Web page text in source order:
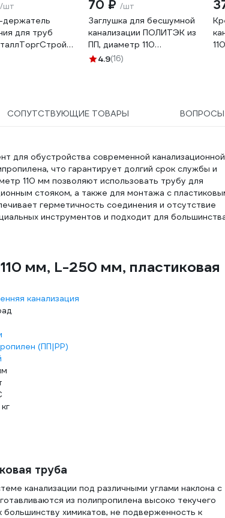
/шт
держатель
для труб
тройной, 1
70 ₽ /шт
Заглушка для бесшумной
канализации ПОЛИТЭК из
ПП, диаметр 110
400110000
4.9(16)
СОПУТСТВУЮЩИЕ ТОВАРЫ
для обустройства современной канализационной
что гарантирует долгий срок службы и
110 мм позволяют использовать трубу для
стояком, а также для монтажа с
герметичность соединения и отсутствие
инструментов и подходит для
мм, L-250 мм, пластиковая
канализация
(ПП|PP)
труба
канализации под различными углами наклона с
из полипропилена высоко текучего
химикатов, не подверженность к